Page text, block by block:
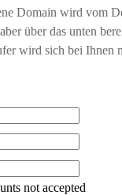
Domain wird vom
über das unten
wird sich bei Ihnen
not accepted